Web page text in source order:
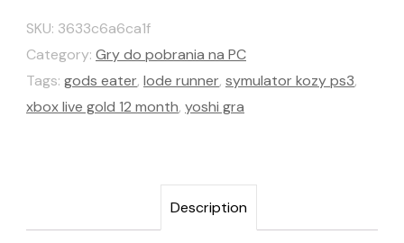
SKU: 3633c6a6ca1f
Category: Gry do pobrania na PC
Tags: gods eater, lode runner, symulator kozy ps3,
xbox live gold 12 month, yoshi gra
Description